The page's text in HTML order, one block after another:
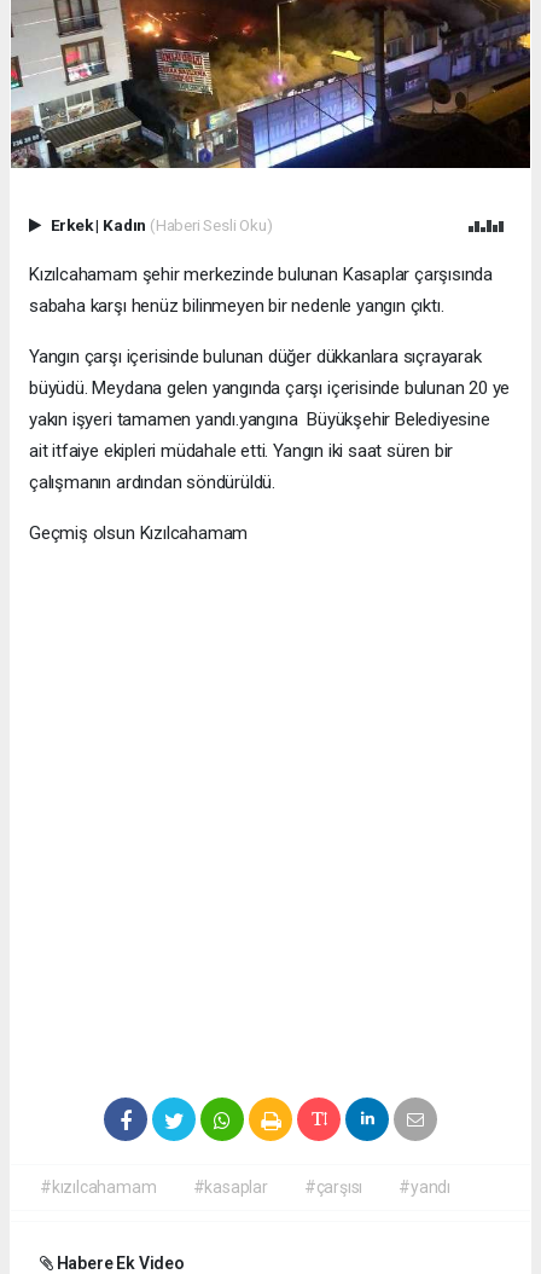
Erkek| Kadın (Haberi Sesli Oku)
Kızılcahamam şehir merkezinde bulunan Kasaplar çarşısında
sabaha karşı henüz bilinmeyen bir nedenle yangın çıktı.
Yangın çarşı içerisinde bulunan düğer dükkanlara sıçrayarak
büyüdü. Meydana gelen yangında çarşı içerisinde bulunan 20 ye
yakın işyeri tamamen yandı.yangına Büyükşehir Belediyesine
ait itfaiye ekipleri müdahale etti. Yangın iki saat süren bir
çalışmanın ardından söndürüldü.
Geçmiş olsun Kızılcahamam
#kızılcahamam #kasaplar #çarşısı #yandı
Habere Ek Video